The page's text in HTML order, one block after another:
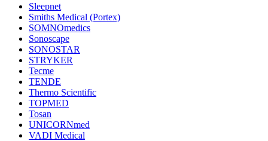
Sleepnet
Smiths Medical (Portex)
SOMNOmedics
Sonoscape
SONOSTAR
STRYKER
Tecme
TENDE
Thermo Scientific
TOPMED
Tosan
UNICORNmed
VADI Medical